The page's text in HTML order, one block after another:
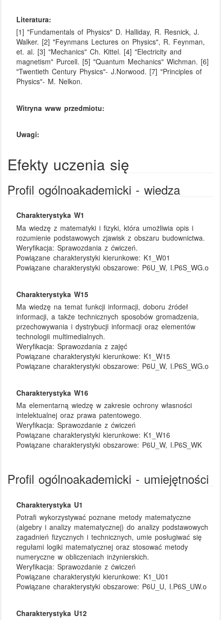
Literatura:
[1] "Fundamentals of Physics" D. Halliday, R. Resnick, J.
Walker. [2] "Feynmans Lectures on Physics", R. Feynman,
et. al. [3] "Mechanics" Ch. Kittel. [4] "Electricity and
magnetism" Purcell. [5] "Quantum Mechanics" Wichman. [6]
"Twentieth Century Physics"- J.Norwood. [7] "Principles of
Physics"- M. Nelkon.
Witryna www przedmiotu:
Uwagi:
Efekty uczenia się
Profil ogólnoakademicki - wiedza
Charakterystyka W1
Ma wiedzę z matematyki i fizyki, która umożliwia opis i
rozumienie podstawowych zjawisk z obszaru budownictwa.
Weryfikacja:Sprawozdania z ćwiczeń.
Powiązane charakterystyki kierunkowe: K1_W01
Powiązane charakterystyki obszarowe: P6U_W, I.P6S_WG.o
Charakterystyka W15
Ma wiedzę na temat funkcji informacji, doboru źródeł
informacji, a także technicznych sposobów gromadzenia,
przechowywania i dystrybucji informacji oraz elementów
technologii multimedialnych.
Weryfikacja:Sprawozdania z zajęć
Powiązane charakterystyki kierunkowe: K1_W15
Powiązane charakterystyki obszarowe: P6U_W, I.P6S_WG.o
Charakterystyka W16
Ma elementarną wiedzę w zakresie ochrony własności
intelektualnej oraz prawa patentowego.
Weryfikacja:Sprawozdanie z ćwiczeń
Powiązane charakterystyki kierunkowe: K1_W16
Powiązane charakterystyki obszarowe: P6U_W, I.P6S_WK
Profil ogólnoakademicki - umiejętności
Charakterystyka U1
Potrafi wykorzystywać poznane metody matematyczne
(algebry i analizy matematycznej) do analizy podstawowych
zagadnień fizycznych i technicznych, umie posługiwać się
regułami logiki matematycznej oraz stosować metody
numeryczne w obliczeniach inżynierskich.
Weryfikacja:Sprawozdanie z ćwiczeń
Powiązane charakterystyki kierunkowe: K1_U01
Powiązane charakterystyki obszarowe: P6U_U, I.P6S_UW.o
Charakterystyka U12